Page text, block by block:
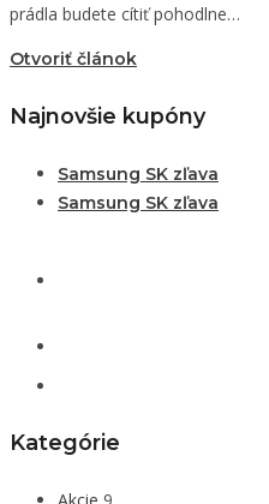
prádla budete cítiť pohodlne…
Otvoriť článok
Najnovšie kupóny
Samsung SK zľava
Samsung SK zľava
Kategórie